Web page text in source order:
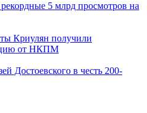
5 млрд просмотров на
Криулян получили
от НКПМ
Достоевского в честь 200-